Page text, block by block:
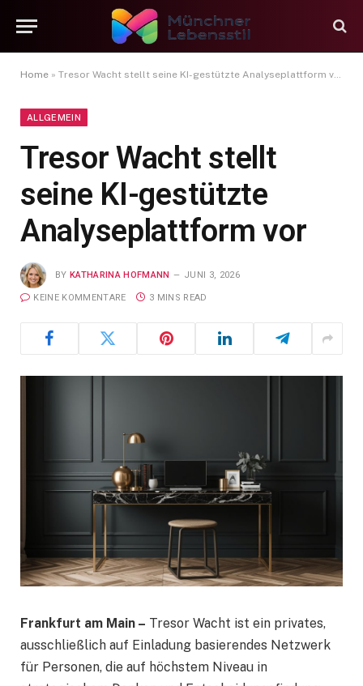
Home » Tresor Wacht stellt seine KI-gestützte Analyseplattform vor
ALLGEMEIN
Tresor Wacht stellt
seine KI-gestützte
Analyseplattform vor
BY KATHARINA HOFMANN JUNI 3, 2026
KEINE KOMMENTARE 3 MINS READ
Frankfurt am Main – Tresor Wacht ist ein privates,
ausschließlich auf Einladung basierendes Netzwerk
für Personen, die auf höchstem Niveau in